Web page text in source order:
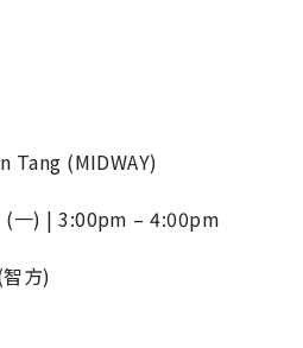
Tang (MIDWAY)
(一) | 3:00pm – 4:00pm
方)